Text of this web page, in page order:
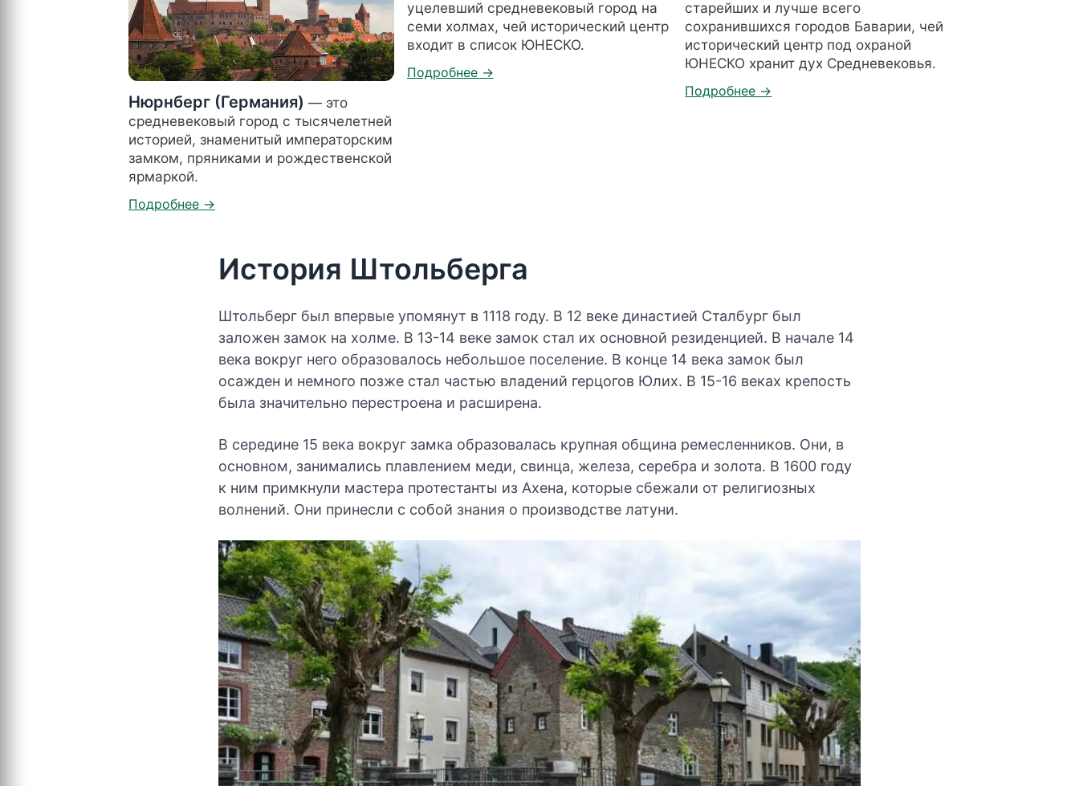
Нюрнберг (Германия) — это
средневековый город с тысячелетней
историей, знаменитый императорским
замком, пряниками и рождественской
ярмаркой.
уцелевший средневековый город на
семи холмах, чей исторический центр
входит в список ЮНЕСКО.
старейших и лучше всего
сохранившихся городов Баварии, чей
исторический центр под охраной
ЮНЕСКО хранит дух Средневековья.
История Штольберга
Штольберг был впервые упомянут в 1118 году. В 12 веке династией Сталбург был
заложен замок на холме. В 13-14 веке замок стал их основной резиденцией. В начале 14
века вокруг него образовалось небольшое поселение. В конце 14 века замок был
осажден и немного позже стал частью владений герцогов Юлих. В 15-16 веках крепость
была значительно перестроена и расширена.
В середине 15 века вокруг замка образовалась крупная община ремесленников. Они, в
основном, занимались плавлением меди, свинца, железа, серебра и золота. В 1600 году
к ним примкнули мастера протестанты из Ахена, которые сбежали от религиозных
волнений. Они принесли с собой знания о производстве латуни.